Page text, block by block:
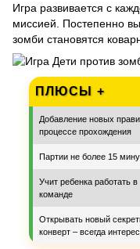
Игра развивается с
миссией. Постепенно
зомби становятся
ПЛЮСЫ +
Добавление новых
процессе прохождения
Партии не более 15
Учит ребенка работать в
команде
Открывать новый
конверт – всегда